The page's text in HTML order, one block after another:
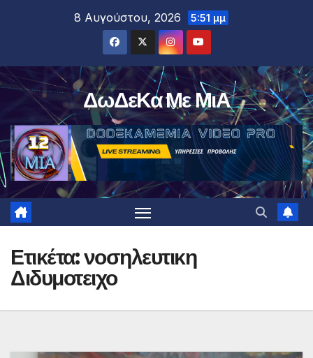
8 Αυγούστου, 2026 5:51 μμ
ΔωΔεΚα Με ΜιΑ
Ετικέτα:νοσηλευτικη
Διδυμοτειχο